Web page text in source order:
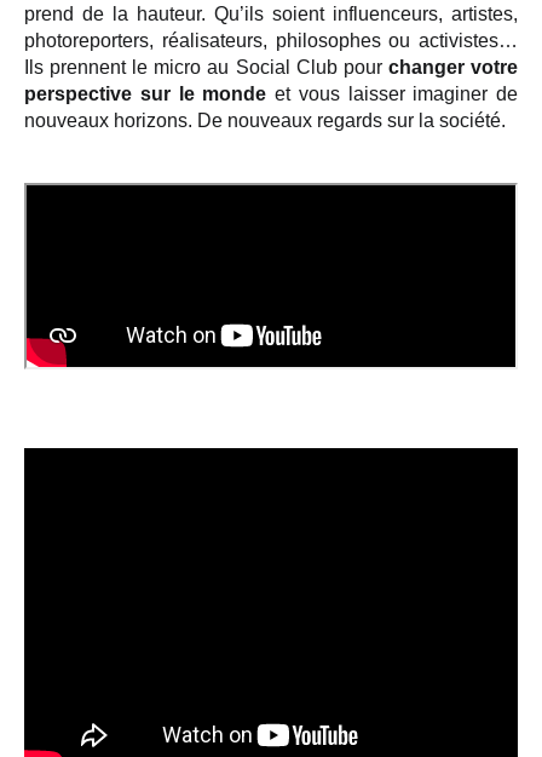
prend de la hauteur. Qu’ils soient influenceurs, artistes,
photoreporters, réalisateurs, philosophes ou activistes…
Ils prennent le micro au Social Club pour changer votre
perspective sur le monde et vous laisser imaginer de
nouveaux horizons. De nouveaux regards sur la société.